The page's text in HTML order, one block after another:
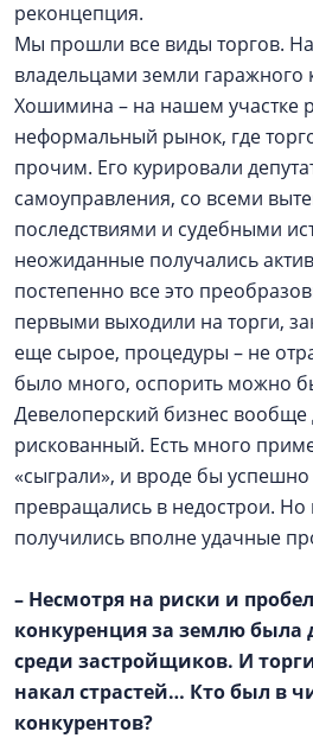
реконцепция.
Мы прошли все виды торгов.
владельцами земли гаражного
Хошимина – на нашем участке
неформальный рынок, где
прочим. Его курировали
самоуправления, со всеми
последствиями и судебными
неожиданные получались
постепенно все это
первыми выходили на торги,
еще сырое, процедуры – не
было много, оспорить можно
Девелоперский бизнес вообще
рискованный. Есть много
«сыграли», и вроде бы
превращались в недострои.
получились вполне удачные
– Несмотря на риски и
конкуренция за землю была
среди застройщиков. И
накал страстей… Кто был в
конкурентов?